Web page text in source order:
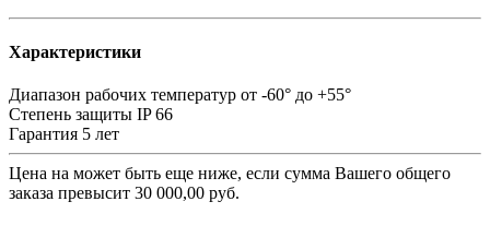
Характеристики
Диапазон рабочих температур от -60° до +55°
Степень защиты IP 66
Гарантия 5 лет
Цена на может быть еще ниже, если сумма Вашего общего
заказа превысит 30 000,00 руб.